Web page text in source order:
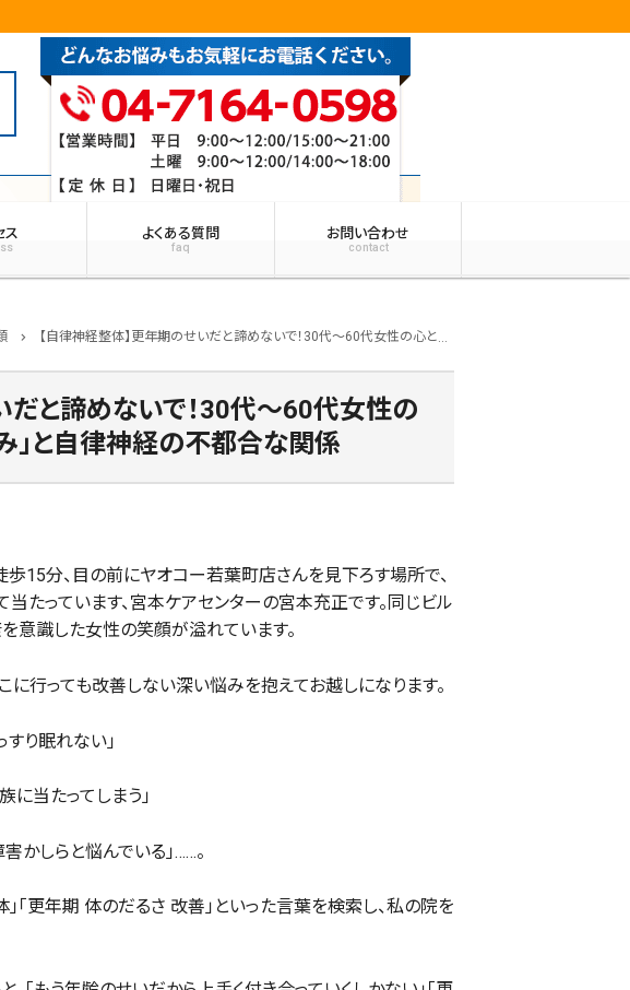
ス よくある質問
faq
お問い合わせ
contact
chevron_right 【自律神経整体】更年期のせいだと諦めないで！30代〜60代女性の心と体を狂わせる「骨格の歪み」と自律神経の不都合な関係
だと諦めないで！30代〜60代女性の
」と自律神経の不都合な関係
15分、目の前にヤオコー若葉町店さんを見下ろす場所で、
たっています、宮本ケアセンターの宮本充正です。同じビル
意識した女性の笑顔が溢れています。
に行っても改善しない深い悩みを抱えてお越しになります。
すり眠れない」
に当たってしまう」
かしらと悩んでいる」……。
「更年期 体のだるさ 改善」といった言葉を検索し、私の院を